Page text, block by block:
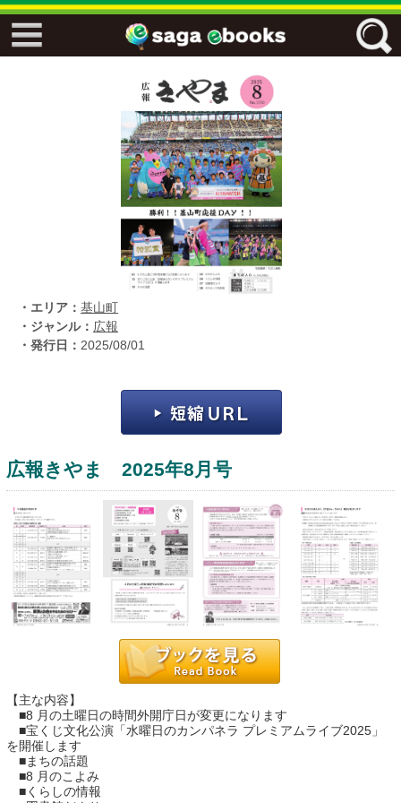
フリーワード
ジャンル
エリア
佐賀ワード
・エリア： 基山町
・ジャンル： 広報
・発行日： 2025/08/01
広報きやま 2025年8月号
【主な内容】
■8 月の土曜日の時間外開庁日が変更になります
■宝くじ文化公演「水曜日のカンパネラ プレミアムライブ2025」
を開催します
■まちの話題
■8 月のこよみ
■くらしの情報
↓↓ ebooks専用本棚 ↓↓
運営：福博印刷
saga ebooksとは
ご利用ガイド
よくある質問
サイトマップ
お問い合わせ